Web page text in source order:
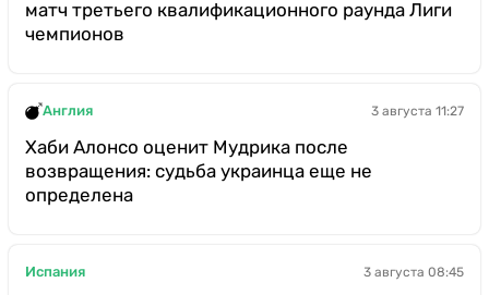
матч третьего квалификационного раунда Лиги
чемпионов
Англия 3 августа 11:27
Хаби Алонсо оценит Мудрика после
возвращения: судьба украинца еще не
определена
Испания 3 августа 08:45